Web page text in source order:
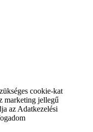
cookie-kat
marketing jellegű
az Adatkezelési